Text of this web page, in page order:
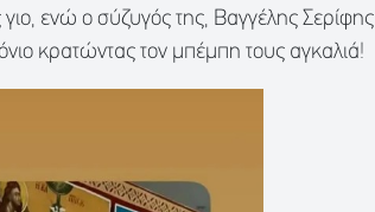
ενώ ο σύζυγός της, Βαγγέλης Σερίφης
κρατώντας τον μπέμπη τους αγκαλιά!